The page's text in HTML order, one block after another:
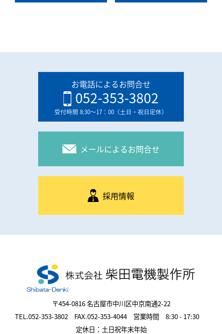
お電話によるお問合せ
052-353-3802
受付時間 8:30〜17：00（土日・祝日定休）
メールによるお問合せ
採用情報
〒454-0816 名古屋市中川区中京南通2-22
TEL.052-353-3802 FAX.052-353-4044 営業時間 8:30 - 17:30
定休日：土日祝年末年始